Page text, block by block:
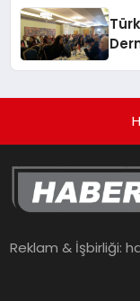
Reklam & İşbirliği: